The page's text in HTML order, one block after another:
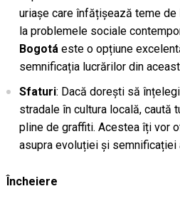
uriașe care înfățișează teme
la problemele sociale
Bogotáeste o opțiune
semnificația lucrărilor din
Sfaturi: Dacă dorești să
stradale în cultura locală, caută
pline de graffiti. Acestea îți vor
asupra evoluției și semnificației
Încheiere